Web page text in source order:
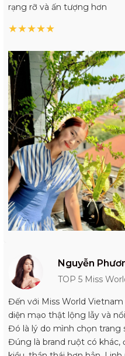
rạng rỡ và ấn tượng hơn
★★★★★
Nguyễn
TOP 5 Miss
Đến với Miss World
diện mạo thật lộng lẫy và
Đó là lý do mình chọn trang
Đúng là brand ruột có khác,